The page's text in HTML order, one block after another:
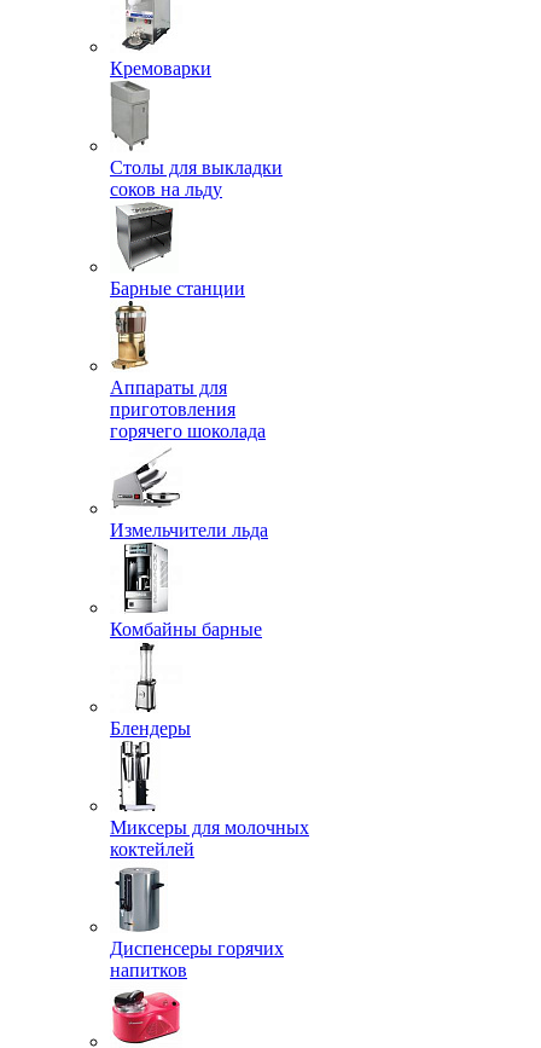
Кремоварки
Столы для выкладки
соков на льду
Барные станции
Аппараты для
приготовления
горячего шоколада
Измельчители льда
Комбайны барные
Блендеры
Миксеры для молочных
коктейлей
Диспенсеры горячих
напитков